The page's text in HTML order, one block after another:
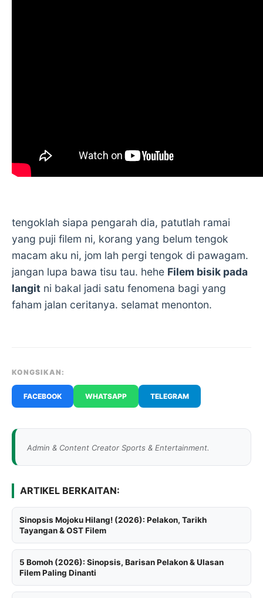
tengoklah siapa pengarah dia, patutlah ramai
yang puji filem ni, korang yang belum tengok
macam aku ni, jom lah pergi tengok di pawagam.
jangan lupa bawa tisu tau. hehe Filem bisik pada
langit ni bakal jadi satu fenomena bagi yang
faham jalan ceritanya. selamat menonton.
KONGSIKAN:
FACEBOOK WHATSAPP TELEGRAM
Admin & Content Creator Sports & Entertainment.
ARTIKEL BERKAITAN:
Sinopsis Mojoku Hilang! (2026): Pelakon, Tarikh
Tayangan & OST Filem
5 Bomoh (2026): Sinopsis, Barisan Pelakon & Ulasan
Filem Paling Dinanti